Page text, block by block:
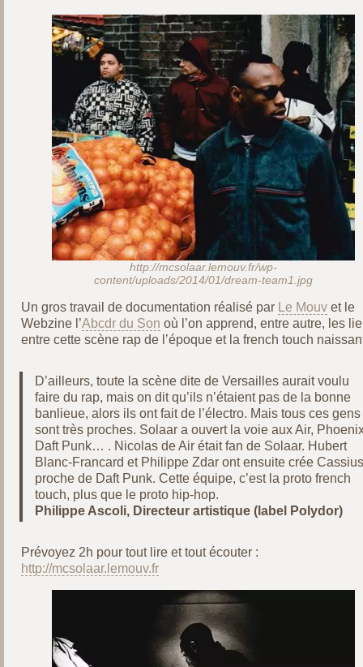
http://mcsolaar.lemouv.fr/wp-
content/uploads/2014/01/dream-team1.jpg
Un gros travail de documentation réalisé par Le Mouvet le
Webzine l’Abcdr du Son où l’on apprend, entre autre, les
entre cette scène rap de l’époque et la french touch
D’ailleurs, toute la scène dite de Versailles aurait voulu
faire du rap, mais on dit qu’ils n’étaient pas de la bonne
banlieue, alors ils ont fait de l’électro. Mais tous ces gens
sont très proches. Solaar a ouvert la voie aux Air,
Daft Punk… . Nicolas de Air était fan de Solaar. Hubert
Blanc-Francard et Philippe Zdar ont ensuite crée
proche de Daft Punk. Cette équipe, c’est la proto french
touch, plus que le proto hip-hop.
Philippe Ascoli, Directeur artistique (label Polydor)
Prévoyez 2h pour tout lire et tout écouter :
http://mcsolaar.lemouv.fr